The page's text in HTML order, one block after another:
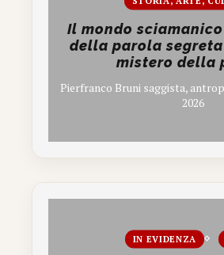
Il mondo
della parola
mistero della
Pierfranco Bruni saggista,
2026
IN EVIDENZA